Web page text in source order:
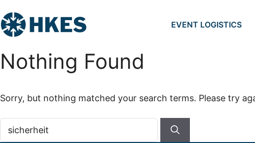
to
content
EVENT LOGISTICS
Nothing Found
Sorry, but nothing matched your search terms. Please try
Search
for: